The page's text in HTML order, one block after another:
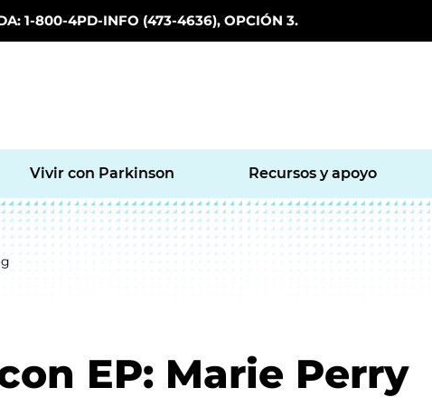
1-800-4PD-INFO (473-4636), OPCIÓN 3.
Vivir con Parkinson Recursos y apoyo
EP: Marie Perry